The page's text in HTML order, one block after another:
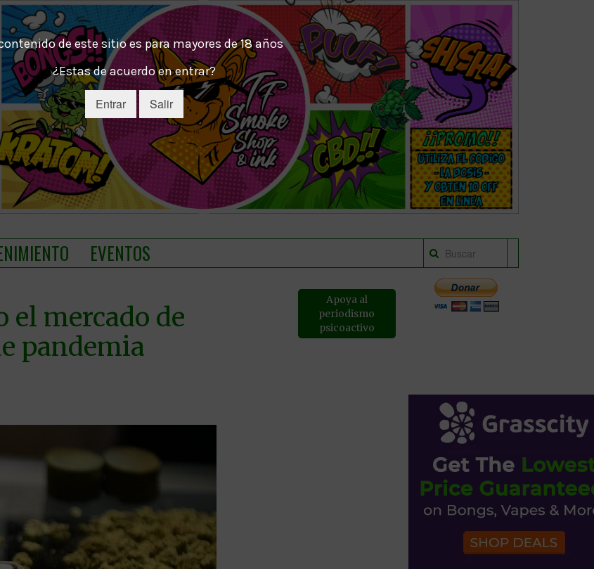
de este sitio es para mayores de 18 años
¿Estas de acuerdo en entrar?
Entrar Salir
EVENTOS
el mercado de
pandemia
Apoya al
periodismo
psicoactivo